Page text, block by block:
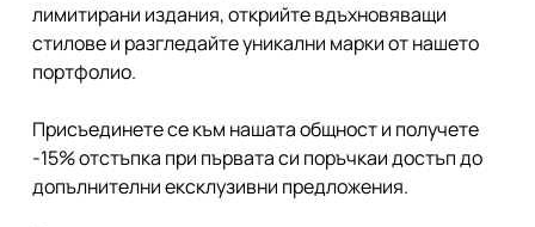
лимитирани издания, открийте вдъхновяващи
стилове и разгледайте уникални марки от нашето
портфолио.
Присъединете се към нашата общност и получете
-15% отстъпка при първата си поръчкаи достъп до
допълнителни ексклузивни предложения.